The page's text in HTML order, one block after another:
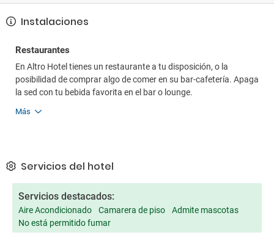
Instalaciones
Restaurantes
En Altro Hotel tienes un restaurante a tu disposición, o la
posibilidad de comprar algo de comer en su bar-cafetería. Apaga
la sed con tu bebida favorita en el bar o lounge.
Más
Servicios del hotel
Servicios destacados:
Aire Acondicionado Camarera de piso
Admite mascotas
No está permitido fumar